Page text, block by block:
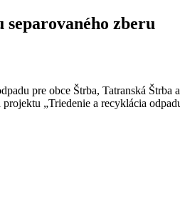
zberu
pre obce Štrba, Tatranská
„Triedenie a recyklácia